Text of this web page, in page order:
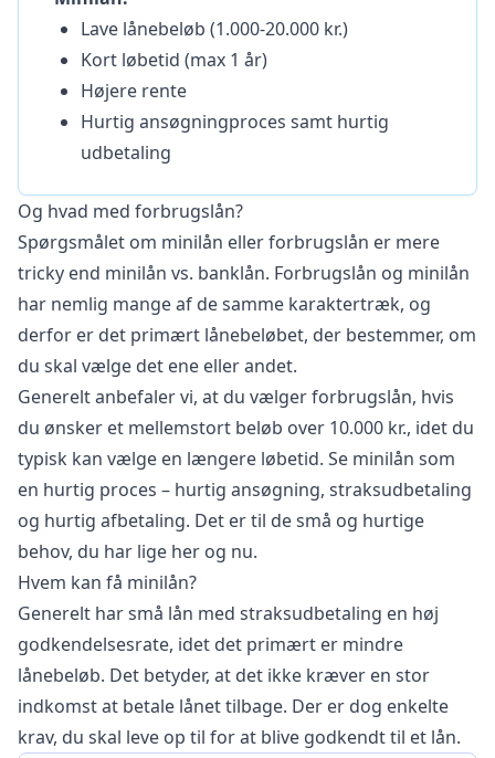
Lave lånebeløb (1.000-20.000 kr.)
Kort løbetid (max 1 år)
Højere rente
Hurtig ansøgningproces samt hurtig
udbetaling
Og hvad med forbrugslån?
Spørgsmålet om minilån ellerforbrugslån er mere
tricky end minilån vs. banklån. Forbrugslån og minilån
har nemlig mange af de samme karaktertræk, og
derfor er det primært lånebeløbet, der bestemmer, om
du skal vælge det ene eller andet.
Generelt anbefaler vi, at du vælger forbrugslån, hvis
du ønsker et mellemstort beløb over 10.000 kr., idet du
typisk kan vælge en længere løbetid. Se minilån som
en hurtig proces – hurtig ansøgning, straksudbetaling
og hurtig afbetaling. Det er til de små og hurtige
behov, du har lige her og nu.
Hvem kan få minilån?
Generelt har små lån med straksudbetaling en høj
godkendelsesrate, idet det primært er mindre
lånebeløb. Det betyder, at det ikke kræver en stor
indkomst at betale lånet tilbage. Der er dog enkelte
krav, du skal leve op til for at blive godkendt til et lån.